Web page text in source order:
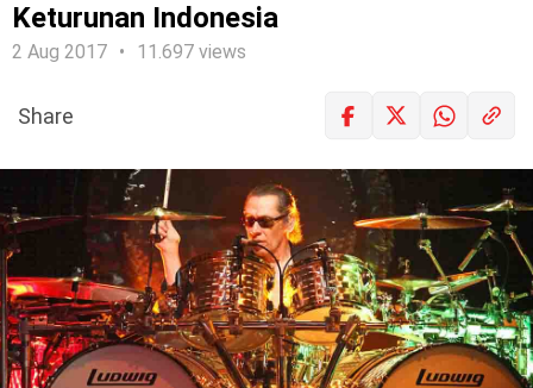
Keturunan Indonesia
2 Aug 2017 11.697 views
LOGIN
Share